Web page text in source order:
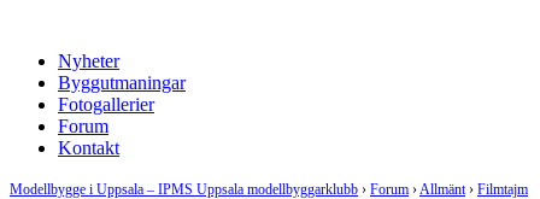
Nyheter
Byggutmaningar
Fotogallerier
Forum
Kontakt
Modellbygge i Uppsala – IPMS Uppsala modellbyggarklubb › Forum ›Allmänt › Filmtajm